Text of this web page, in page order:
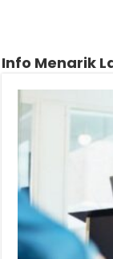
Info Menarik